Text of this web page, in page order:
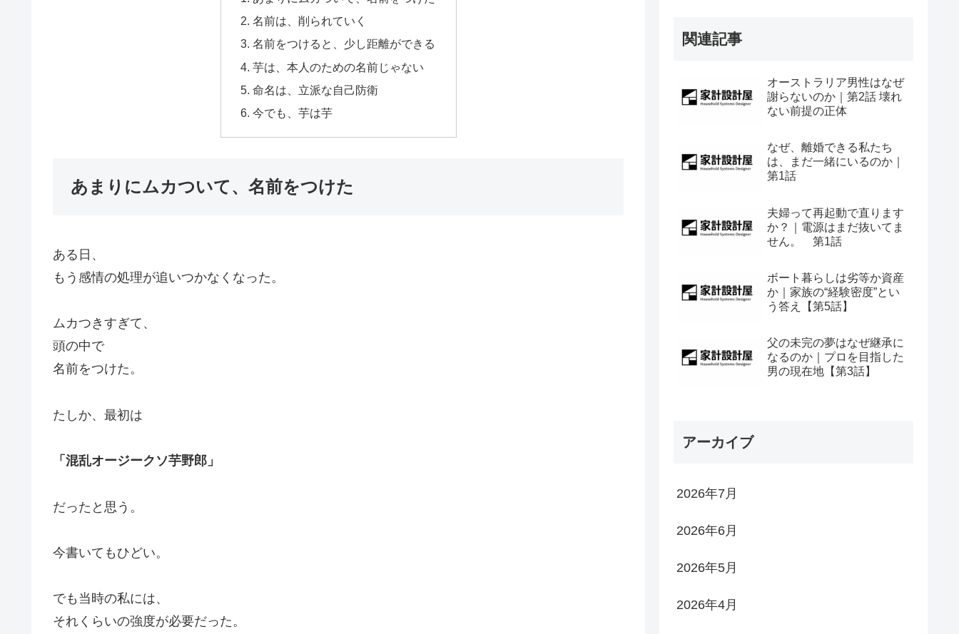
名前は、削られていく
名前をつけると、少し距離ができる
芋は、本人のための名前じゃない
命名は、立派な自己防衛
今でも、芋は芋
あまりにムカついて、名前をつけた
ある日、
もう感情の処理が追いつかなくなった。
ムカつきすぎて、
頭の中で
名前をつけた。
たしか、最初は
「混乱オージークソ芋野郎」
だったと思う。
今書いてもひどい。
でも当時の私には、
それくらいの強度が必要だった。
関連記事
オーストラリア男性はなぜ
謝らないのか｜第2話 壊れ
ない前提の正体
なぜ、離婚できる私たち
は、まだ一緒にいるのか｜
第1話
夫婦って再起動で直ります
か？｜電源はまだ抜いてま
せん。 第1話
ボート暮らしは劣等か資産
か｜家族の“経験密度”とい
う答え【第5話】
父の未完の夢はなぜ継承に
なるのか｜プロを目指した
男の現在地【第3話】
アーカイブ
2026年7月
2026年6月
2026年5月
2026年4月